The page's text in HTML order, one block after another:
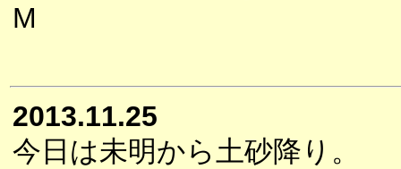
M
2013.11.25
今日は未明から土砂降り。